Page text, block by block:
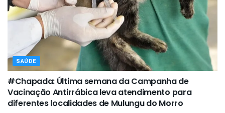
SAÚDE
#Chapada: Última semana da Campanha de
Vacinação Antirrábica leva atendimento para
diferentes localidades de Mulungu do Morro